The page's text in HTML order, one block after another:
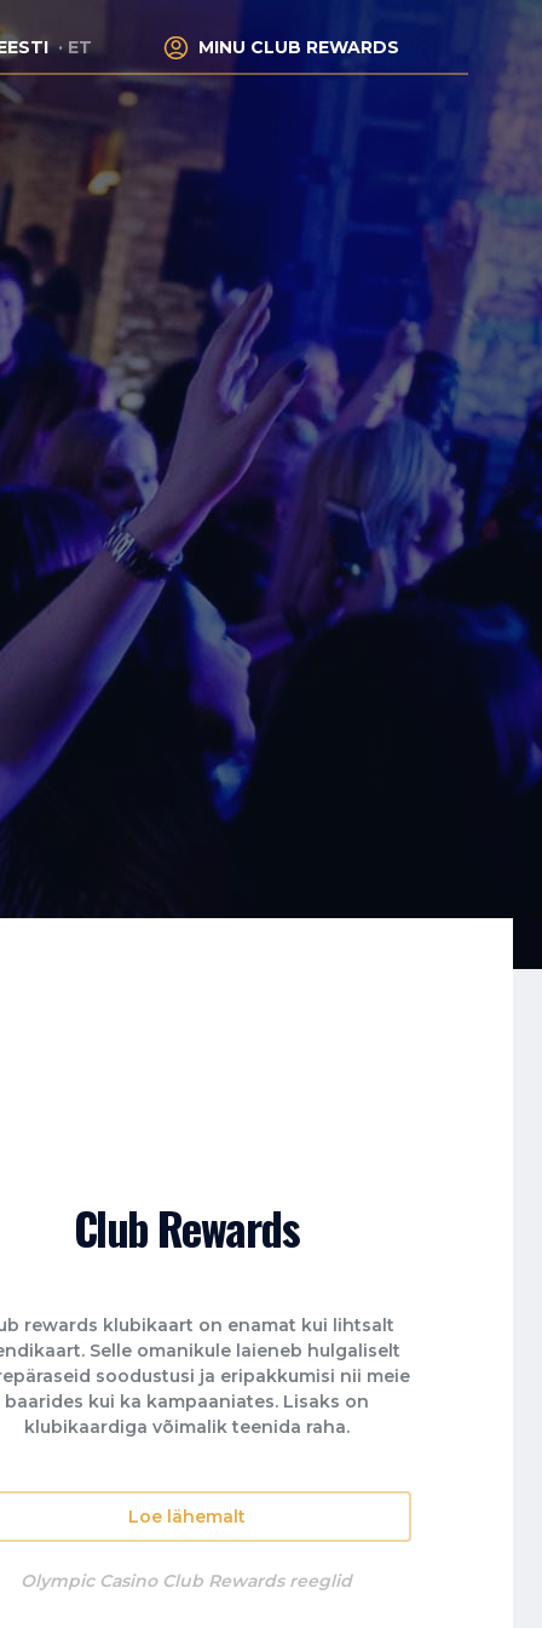
ET MINU CLUB REWARDS
Club Rewards
rewards klubikaart on enamat kui lihtsalt
Selle omanikule laieneb hulgaliselt
soodustusi ja eripakkumisi nii meie
baarides kui ka kampaaniates. Lisaks on
klubikaardiga võimalik teenida raha.
Loe lähemalt
Olympic Casino Club Rewards reeglid